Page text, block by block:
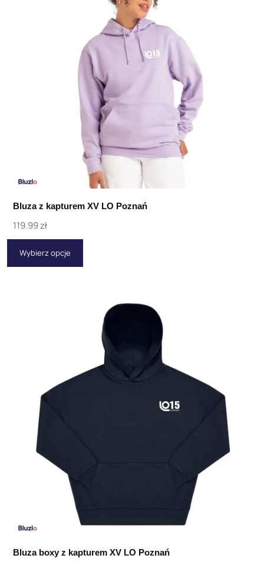
Bluza z kapturem XV LO Poznań
119.99zł
Wybierz opcje
Bluza boxy z kapturem XV LO Poznań